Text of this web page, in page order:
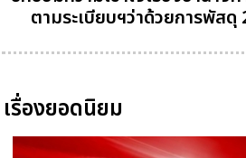
ตามระเบียบฯว่าด้วยการพัสดุ
เรื่องยอดนิยม